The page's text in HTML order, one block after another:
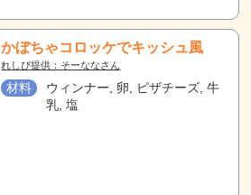
かぼちゃコロッケでキッシュ風
れしぴ提供：そーななさん
材料
ウィンナー, 卵, ピザチーズ, 牛
乳, 塩